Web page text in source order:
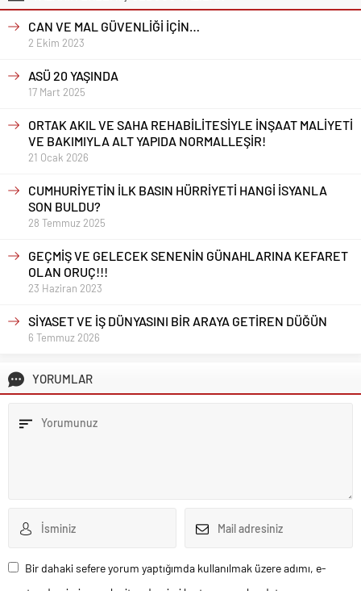
CAN VE MAL GÜVENLİĞİ İÇİN…
2 Ekim 2023
ASÜ 20 YAŞINDA
17 Mart 2025
ORTAK AKIL VE SAHA REHABİLİTESİYLE İNŞAAT MALİYETİ
VE BAKIMIYLA ALT YAPIDA NORMALLEŞİR!
21 Ocak 2026
CUMHURİYETİN İLK BASIN HÜRRİYETİ HANGİ İSYANLA
SON BULDU?
28 Temmuz 2025
GEÇMİŞ VE GELECEK SENENİN GÜNAHLARINA KEFARET
OLAN ORUÇ!!!
23 Haziran 2023
SİYASET VE İŞ DÜNYASINI BİR ARAYA GETİREN DÜĞÜN
6 Temmuz 2026
YORUMLAR
Bir dahaki sefere yorum yaptığımda kullanılmak üzere adımı, e-